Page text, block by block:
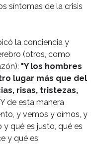
síntomas de la crisis
la conciencia y
(otros, como
"Y los hombres
lugar más que del
risas, tristezas,
de esta manera
y vemos y oímos, y
qué es justo, qué es
y qué es